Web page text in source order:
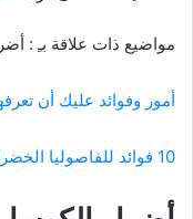
مواضيع ذات علاقة بـِ :
أمور وفوائد عليك أن
10 فوائد للفاصوليا الخضراء يجب أن تعرفها